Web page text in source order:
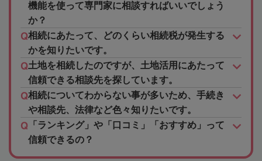
機能を使って専門家に相談すればいいでしょう
か？
相続にあたって、どのくらい相続税が発生する
かを知りたいです。
土地を相続したのですが、土地活用にあたって
信頼できる相談先を探しています。
相続についてわからない事が多いため、手続き
や相談先、法律など色々知りたいです。
「ランキング」や「口コミ」「おすすめ」って
信頼できるの？